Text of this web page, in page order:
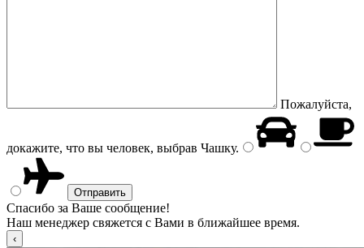
Пожалуйста,
докажите, что вы человек, выбрав Чашку.
Спасибо за Ваше сообщение!
Наш менеджер свяжется с Вами в ближайшее время.